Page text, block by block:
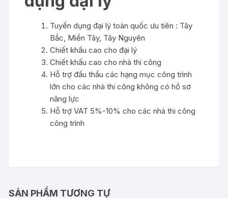
Tuyển dụng đại lý toàn quốc ưu tiên : Tây
Bắc, Miền Tây, Tây Nguyên
Chiết khấu cao cho đại lý
Chiết khấu cao cho nhà thi công
Hỗ trợ đấu thầu các hạng mục công trình
lớn cho các nhà thi công không có hồ sơ
năng lực
Hỗ trợ VAT 5%-10% cho các nhà thi công
công trình
SẢN PHẨM TƯƠNG TỰ